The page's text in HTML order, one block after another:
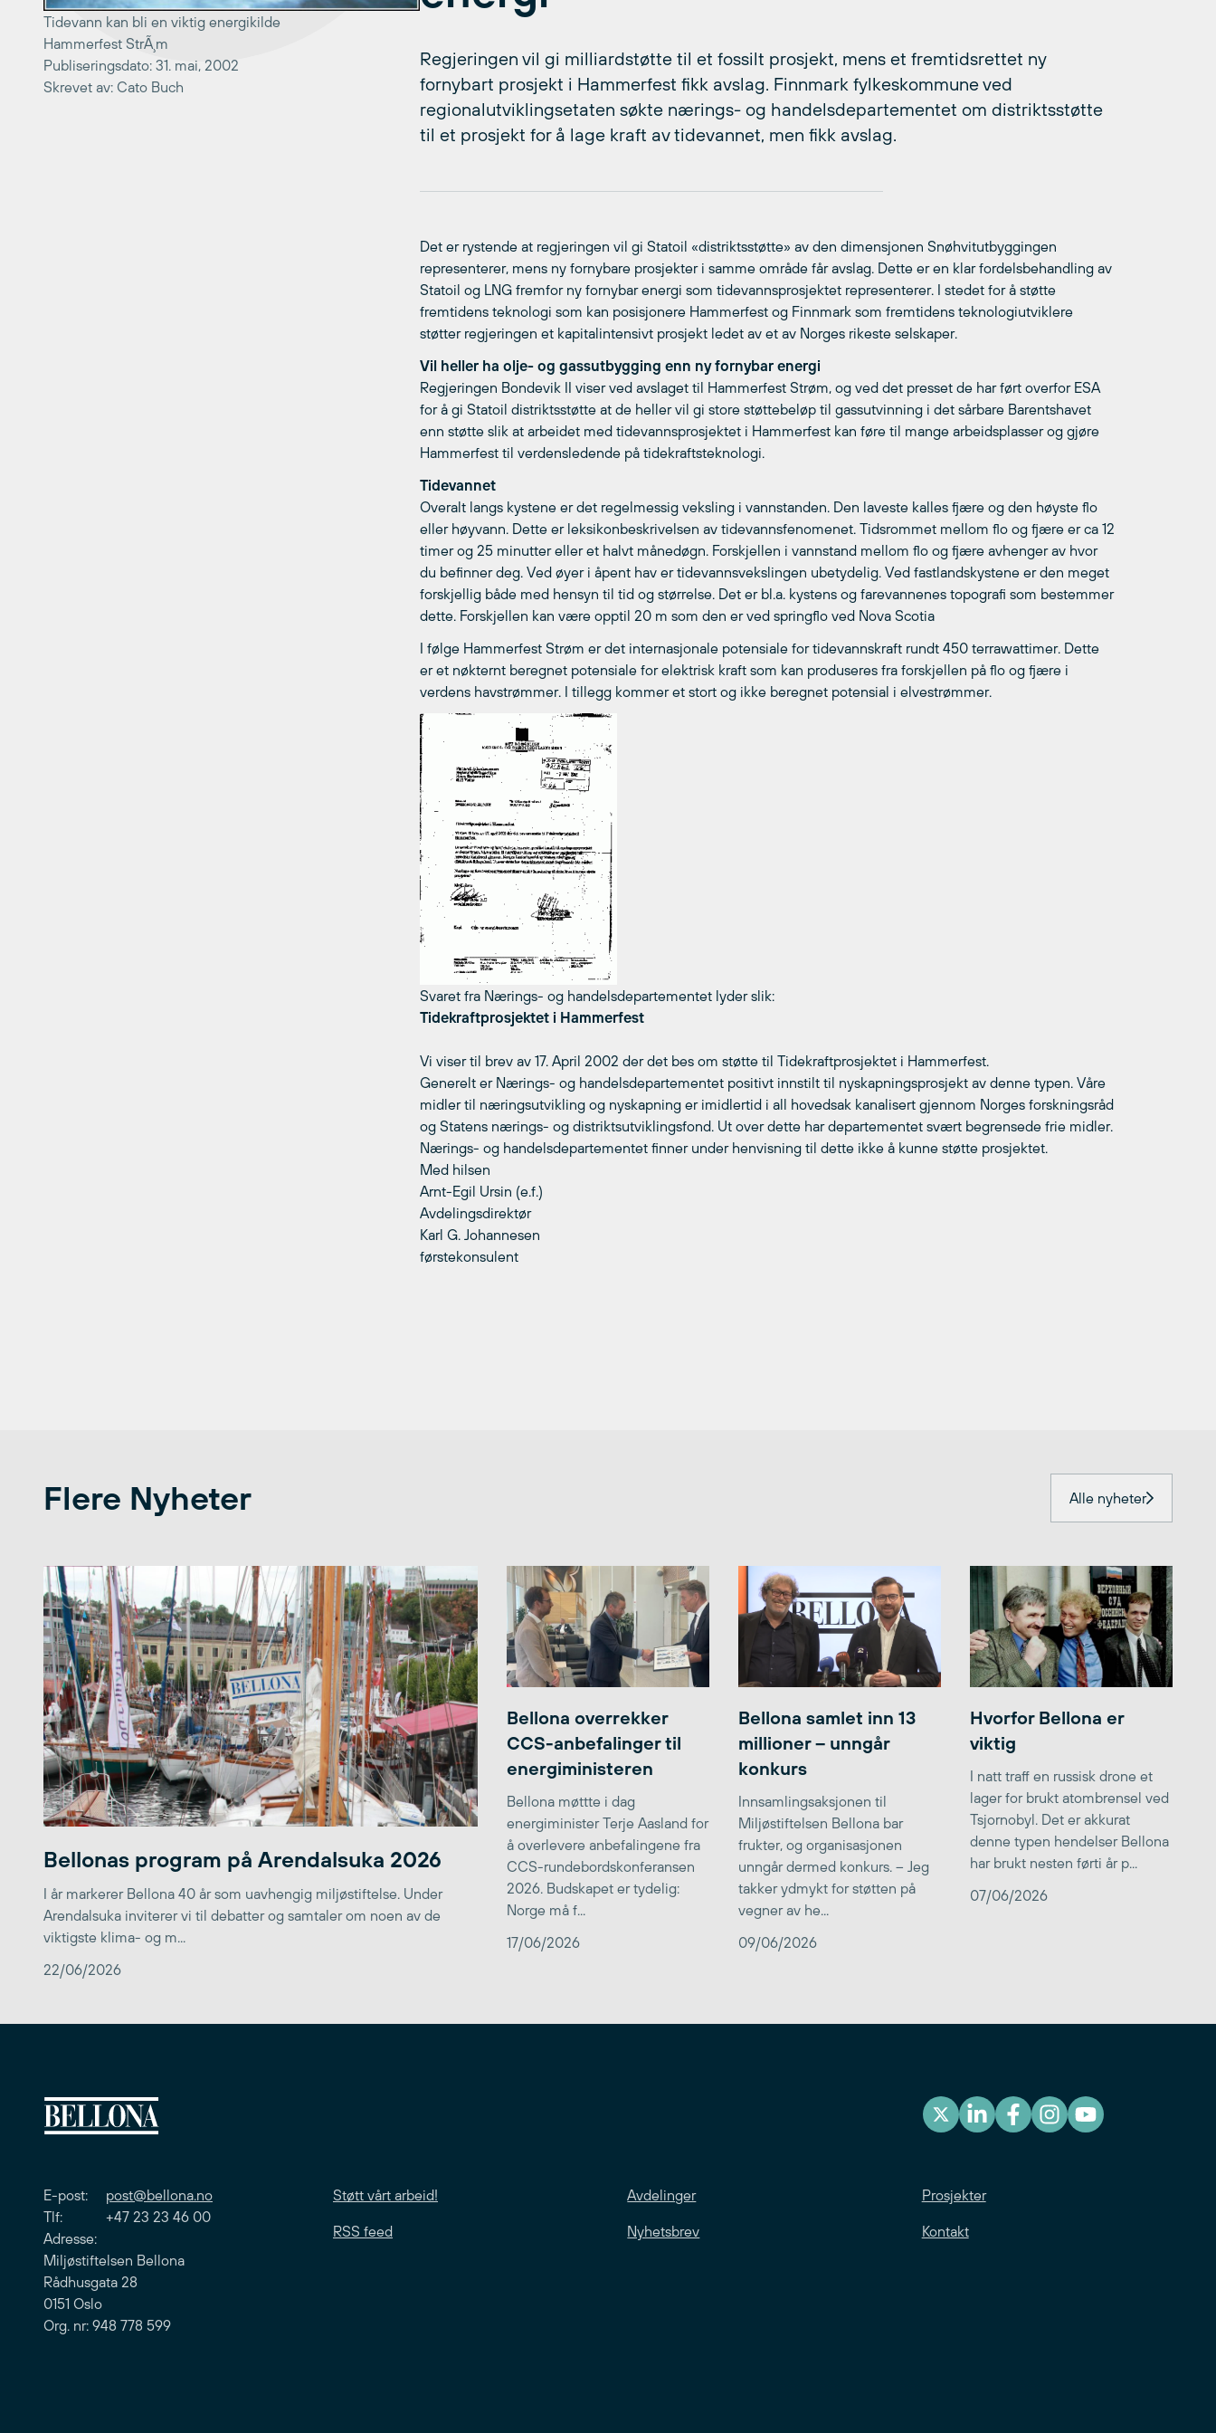
Tidevann kan bli en viktig energikilde
Hammerfest StrÃ¸m
Publiseringsdato: 31. mai, 2002
Skrevet av: Cato Buch
Regjeringen vil gi milliardstøtte til et fossilt prosjekt, mens et fremtidsrettet ny
fornybart prosjekt i Hammerfest fikk avslag. Finnmark fylkeskommune ved
regionalutviklingsetaten søkte nærings- og handelsdepartementet om distriktsstøtte
til et prosjekt for å lage kraft av tidevannet, men fikk avslag.
Det er rystende at regjeringen vil gi Statoil «distriktsstøtte» av den dimensjonen Snøhvitutbyggingen
representerer, mens ny fornybare prosjekter i samme område får avslag. Dette er en klar fordelsbehandling av
Statoil og LNG fremfor ny fornybar energi som tidevannsprosjektet representerer. I stedet for å støtte
fremtidens teknologi som kan posisjonere Hammerfest og Finnmark som fremtidens teknologiutviklere
støtter regjeringen et kapitalintensivt prosjekt ledet av et av Norges rikeste selskaper.
Vil heller ha olje- og gassutbygging enn ny fornybar energi
Regjeringen Bondevik II viser ved avslaget til Hammerfest Strøm, og ved det presset de har ført overfor ESA
for å gi Statoil distriktsstøtte at de heller vil gi store støttebeløp til gassutvinning i det sårbare Barentshavet
enn støtte slik at arbeidet med tidevannsprosjektet i Hammerfest kan føre til mange arbeidsplasser og gjøre
Hammerfest til verdensledende på tidekraftsteknologi.
Tidevannet
Overalt langs kystene er det regelmessig veksling i vannstanden. Den laveste kalles fjære og den høyste flo
eller høyvann. Dette er leksikonbeskrivelsen av tidevannsfenomenet. Tidsrommet mellom flo og fjære er ca 12
timer og 25 minutter eller et halvt månedøgn. Forskjellen i vannstand mellom flo og fjære avhenger av hvor
du befinner deg. Ved øyer i åpent hav er tidevannsvekslingen ubetydelig. Ved fastlandskystene er den meget
forskjellig både med hensyn til tid og størrelse. Det er bl.a. kystens og farevannenes topografi som bestemmer
dette. Forskjellen kan være opptil 20 m som den er ved springflo ved Nova Scotia
I følge Hammerfest Strøm er det internasjonale potensiale for tidevannskraft rundt 450 terrawattimer. Dette
er et nøkternt beregnet potensiale for elektrisk kraft som kan produseres fra forskjellen på flo og fjære i
verdens havstrømmer. I tillegg kommer et stort og ikke beregnet potensial i elvestrømmer.
Svaret fra Nærings- og handelsdepartementet lyder slik:
Tidekraftprosjektet i Hammerfest
Vi viser til brev av 17. April 2002 der det bes om støtte til Tidekraftprosjektet i Hammerfest.
Generelt er Nærings- og handelsdepartementet positivt innstilt til nyskapningsprosjekt av denne typen. Våre
midler til næringsutvikling og nyskapning er imidlertid i all hovedsak kanalisert gjennom Norges forskningsråd
og Statens nærings- og distriktsutviklingsfond. Ut over dette har departementet svært begrensede frie midler.
Nærings- og handelsdepartementet finner under henvisning til dette ikke å kunne støtte prosjektet.
Med hilsen
Arnt-Egil Ursin (e.f.)
Avdelingsdirektør
Karl G. Johannesen
førstekonsulent
Flere Nyheter Alle nyheter
Bellonas program på Arendalsuka 2026
I år markerer Bellona 40 år som uavhengig miljøstiftelse. Under
Arendalsuka inviterer vi til debatter og samtaler om noen av de
viktigste klima- og m...
22/06/2026
Bellona overrekker
CCS-anbefalinger til
energiministeren
Bellona møttte i dag
energiminister Terje Aasland for
å overlevere anbefalingene fra
CCS-rundebordskonferansen
2026. Budskapet er tydelig:
Norge må f...
17/06/2026
Bellona samlet inn 13
millioner – unngår
konkurs
Innsamlingsaksjonen til
Miljøstiftelsen Bellona bar
frukter, og organisasjonen
unngår dermed konkurs. – Jeg
takker ydmykt for støtten på
vegner av he...
09/06/2026
Hvorfor Bellona er
viktig
I natt traff en russisk drone et
lager for brukt atombrensel ved
Tsjornobyl. Det er akkurat
denne typen hendelser Bellona
har brukt nesten førti år p...
07/06/2026
E-post: post@bellona.no
Tlf: +47 23 23 46 00
Adresse:
Miljøstiftelsen Bellona
Rådhusgata 28
0151 Oslo
Org. nr: 948 778 599
Støtt vårt arbeid! Avdelinger Prosjekter
RSS feed Nyhetsbrev Kontakt